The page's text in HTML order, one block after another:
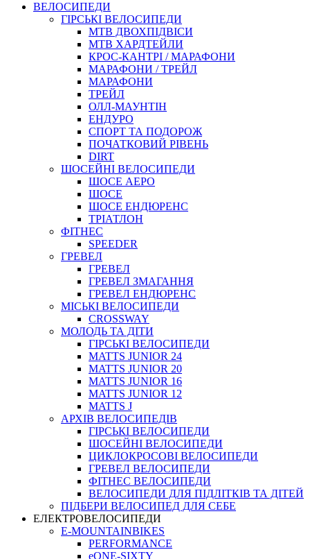
ВЕЛОСИПЕДИ
ГІРСЬКІ ВЕЛОСИПЕДИ
MTB ДВОХПIДВIСИ
MTB ХАРДТЕЙЛИ
КРОС-КАНТРI / МАРАФОНИ
МАРАФОНИ / ТРЕЙЛ
МАРАФОНИ
ТРЕЙЛ
ОЛЛ-МАУНТIН
ЕНДУРО
СПОРТ ТА ПОДОРОЖ
ПОЧАТКОВИЙ РIВЕНЬ
DIRT
ШОСЕЙНІ ВЕЛОСИПЕДИ
ШОСЕ АЕРО
ШОСЕ
ШОСЕ ЕНДЮРЕНС
ТРІАТЛОН
ФІТНЕС
SPEEDER
ГРЕВЕЛ
ГРЕВЕЛ
ГРЕВЕЛ ЗМАГАННЯ
ГРЕВЕЛ ЕНДЮРЕНС
МІСЬКІ ВЕЛОСИПЕДИ
CROSSWAY
МОЛОДЬ ТА ДІТИ
ГIРСЬКI ВЕЛОСИПЕДИ
MATTS JUNIOR 24
MATTS JUNIOR 20
MATTS JUNIOR 16
MATTS JUNIOR 12
MATTS J
АРХIВ ВЕЛОСИПЕДIВ
ГІРСЬКІ ВЕЛОСИПЕДИ
ШОСЕЙНІ ВЕЛОСИПЕДИ
ЦИКЛОКРОСОВІ ВЕЛОСИПЕДИ
ГРЕВЕЛ ВЕЛОСИПЕДИ
ФІТНЕС ВЕЛОСИПЕДИ
ВЕЛОСИПЕДИ ДЛЯ ПІДЛІТКІВ ТА ДІТЕЙ
ПIДБЕРИ ВЕЛОСИПЕД ДЛЯ СЕБЕ
ЕЛЕКТРОВЕЛОСИПЕДИ
E-MOUNTAINBIKES
PERFORMANCE
eONE-SIXTY